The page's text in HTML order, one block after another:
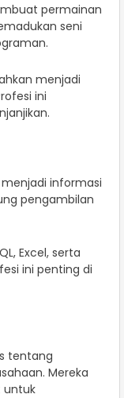
permainan
seni
menjadi
ini
informasi
pengambilan
Excel, serta
ini penting di
tentang
Mereka
untuk